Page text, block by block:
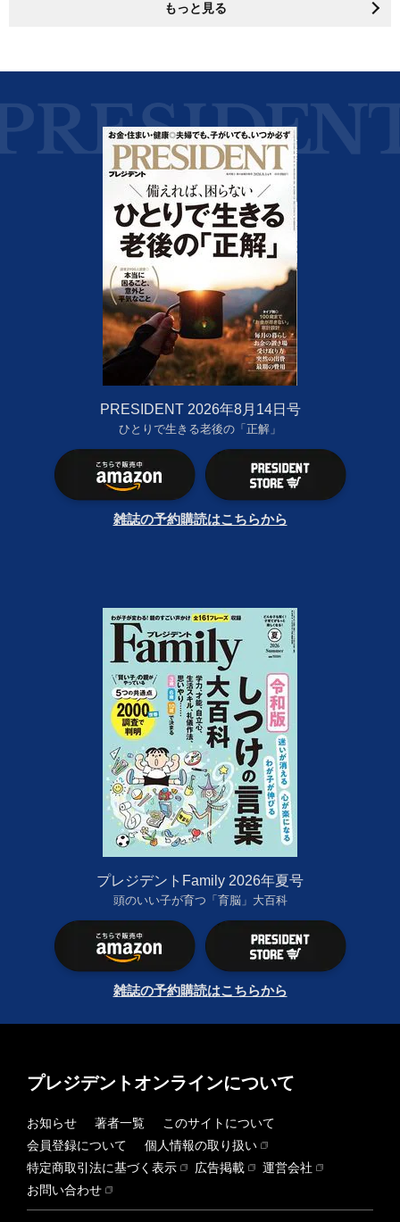
もっと見る
PRESIDENT 2026年8月14日号
ひとりで生きる老後の「正解」
雑誌の予約購読はこちらから
プレジデントFamily 2026年夏号
頭のいい子が育つ「育脳」大百科
雑誌の予約購読はこちらから
プレジデントオンラインについて
お知らせ 著者一覧
このサイトについて
会員登録について
個人情報の取り扱い
特定商取引法に基づく表示
広告掲載
運営会社
お問い合わせ